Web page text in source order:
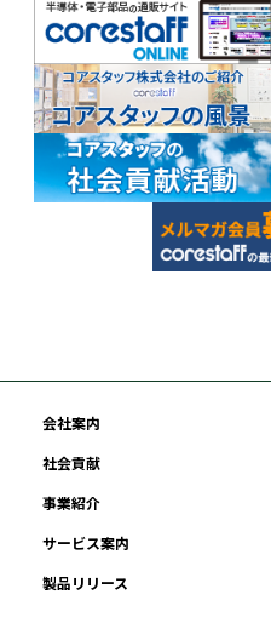
会社案内
社会貢献
事業紹介
サービス案内
製品リリース